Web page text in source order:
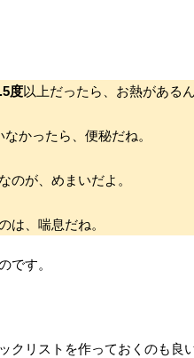
度以上だったら、お熱があるん
なかったら、便秘だね。
のが、めまいだよ。
は、喘息だね。
です。
クリストを作っておくのも良